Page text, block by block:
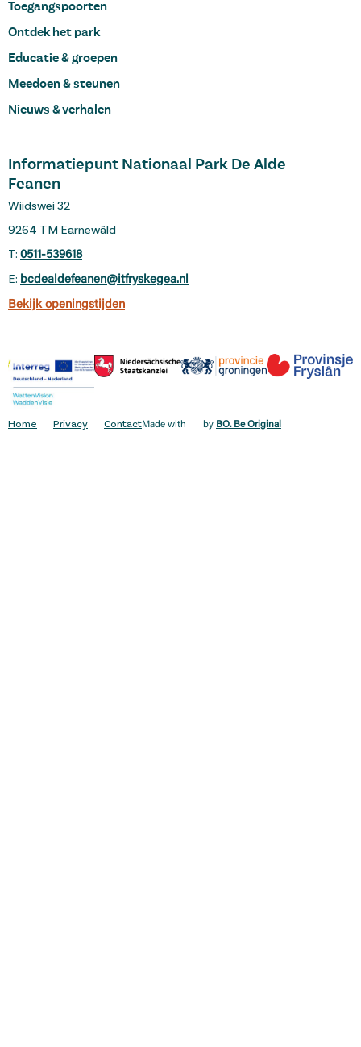
Toegangspoorten
Ontdek het park
Educatie & groepen
Meedoen & steunen
Nieuws & verhalen
Informatiepunt Nationaal Park De Alde
Feanen
Wiidswei 32
9264 TM Earnewâld
T: 0511-539618
E: bcdealdefeanen@itfryskegea.nl
Bekijk openingstijden
Home Privacy ContactMade with by BO. Be Original